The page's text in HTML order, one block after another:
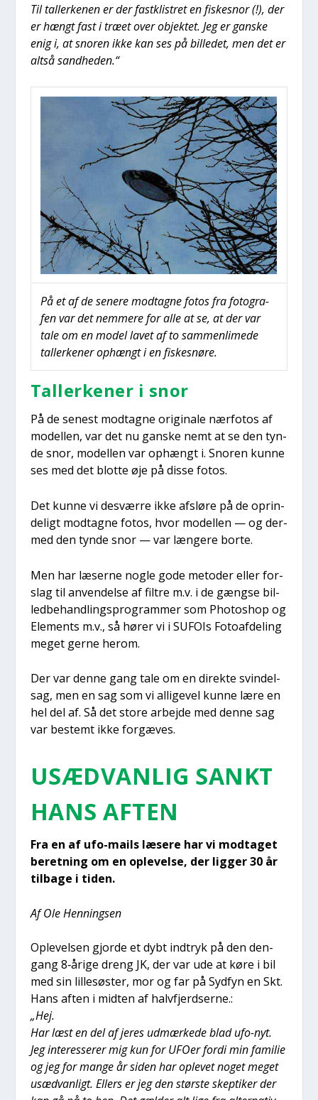
Til tal­ler­ke­nen er der fast­kli­stret en fiskes­nor (!), der
er hængt fast i træ­et over objek­tet. Jeg er gan­ske
enig i, at snoren ikke kan ses på bil­le­det, men det er
alt­så sand­he­den.“
På et af de sene­re mod­tag­ne fotos fra foto­gra­
fen var det nem­me­re for alle at se, at der var
tale om en model lavet af to sam­men­li­me­de
tal­ler­ke­ner ophængt i en fiskes­nø­re.
Tal­ler­ke­ner i snor
På de sene­st mod­tag­ne ori­gi­na­le nær­fo­tos af
model­len, var det nu gan­ske nemt at se den tyn­
de snor, model­len var ophængt i. Snoren kun­ne
ses med det blot­te øje på dis­se fotos.
Det kun­ne vi desvær­re ikke afslø­re på de oprin­
de­ligt mod­tag­ne fotos, hvor model­len — og der­
med den tyn­de snor — var læn­ge­re bor­te.
Men har læser­ne nog­le gode meto­der eller for­
slag til anven­del­se af fil­tre m.v. i de gængse bil­
led­be­hand­lings­pro­gram­mer som Pho­tos­hop og
Ele­ments m.v., så hører vi i SUFOIs Foto­af­de­ling
meget ger­ne her­om.
Der var den­ne gang tale om en direk­te svin­del-
sag, men en sag som vi alli­ge­vel kun­ne lære en
hel del af. Så det sto­re arbej­de med den­ne sag
var bestemt ikke for­gæ­ves.
USÆD­VAN­LIG SANKT
HANS AFTEN
Fra en af ufo-mails læse­re har vi mod­ta­get
beret­ning om en ople­vel­se, der lig­ger 30 år
til­ba­ge i tiden.
Af Ole Hen­nings­en
Ople­vel­sen gjor­de et dybt ind­tryk på den den­
gang 8‑årige dreng JK, der var ude at køre i bil
med sin lil­le­sø­ster, mor og far på Syd­fyn en Skt.
Hans aften i mid­ten af halvfjerd­ser­ne.:
„Hej.
Har læst en del af jeres udmær­ke­de blad ufo-nyt.
Jeg inter­es­se­rer mig kun for UFO­er for­di min fami­lie
og jeg for man­ge år siden har ople­vet noget meget
usæd­van­ligt. Ellers er jeg den stør­ste skep­ti­ker der